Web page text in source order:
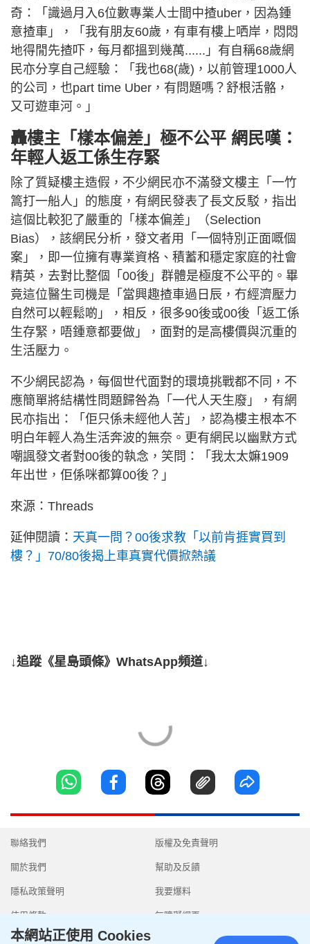
奇：「識過月入6位數專業人士間中揸uber，因為鍾
意揸車」，「我有朋友60歲，有車有樓上哂岸，悶悶
地得閒先揸吓，每月都搵到幾萬......」有自稱68歲網
民亦分享自己經驗：「我也68(歲)，以前管理1000人
的公司，也part time Uber，有問題嗎？舒根活骼，
又可遊車河。」
轟樓主「樣本偏差」極不公平 網民嘆：
年輕人返工係生存緊
除了質疑樓主造假，不少網民亦不滿發文樓主「一竹
篙打一船人」的態度，有網民發表了長文反駁，指出
這個比較犯了嚴重的「樣本偏差」（Selection
Bias），該網民分析，發文者用「一個特別正面嘅個
案」，即一位擁有專業資格、積蓄和穩定家庭的社會
精英，去對比整個「00後」群體是極度不公平的。畢
竟這位醫生司機是「當興趣揸車過日辰，冇經濟壓力
自然可以輕鬆啲」，相反，很多90後或00後「返工係
生存緊，唔鍾意都要做」，面對的是高樓價與沉重的
生活壓力。
不少網民認為，每個世代面對的環境挑戰都不同，不
應簡單將結構性問題歸咎為「一代人天生廢」，有網
民亦指出：「佢只係未經他人苦」，認為樓主根本不
明白年輕人為生活奔波的無奈。更有網民以幽默方式
嘲諷發文者對00後的執念，笑問：「我太太嫲1909
年出世，佢係咪都算00後？」
來源：Threads
延伸閱讀： 天真一問？00後求教「以前肯捱實買到
樓？」70/80後揭上車真實代價掀熱議
↓追蹤《星島頭條》WhatsApp頻道↓
聯絡我們
關於我們
隱私政策聲明
使用條款
版權及免責聲明
幫助及反饋
我要爆料
無障礙網頁
本網站正使用 Cookies